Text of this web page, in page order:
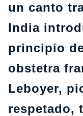
un canto
India
principio
obstetra
Leboyer,
respetado,